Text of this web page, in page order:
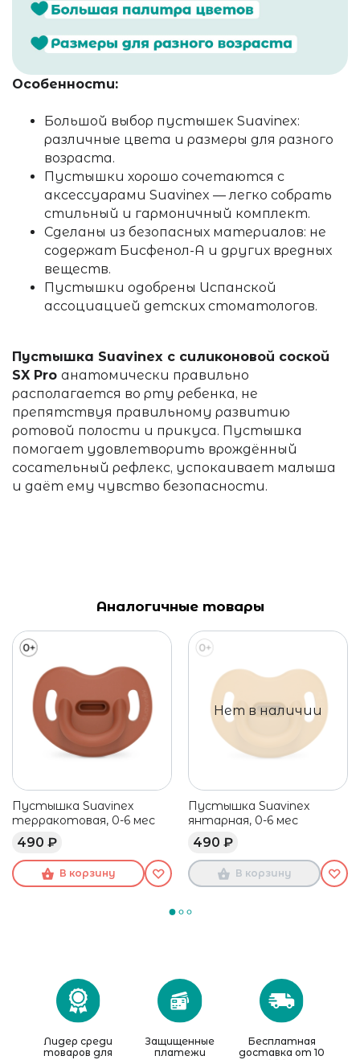
Особенности:
Большой выбор пустышек Suavinex:
различные цвета и размеры для разного
возраста.
Пустышки хорошо сочетаются с
аксессуарами Suavinex — легко собрать
стильный и гармоничный комплект.
Сделаны из безопасных материалов: не
содержат Бисфенол-А и других вредных
веществ.
Пустышки одобрены Испанской
ассоциацией детских стоматологов.
Пустышка Suavinex с силиконовой соской
SX Pro анатомически правильно
располагается во рту ребенка, не
препятствуя правильному развитию
ротовой полости и прикуса. Пустышка
помогает удовлетворить врождённый
сосательный рефлекс, успокаивает малыша
и даёт ему чувство безопасности.
Аналогичные товары
Пустышка Suavinex
терракотовая, 0-6 мес
490 ₽
В корзину
Нет в наличии
Пустышка Suavinex
янтарная, 0-6 мес
490 ₽
В корзину
Лидер среди
товаров для
Защищенные
платежи
Бесплатная
доставка от 10